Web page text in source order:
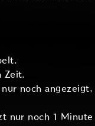
Zeit.
noch
nur noch 1 Minute